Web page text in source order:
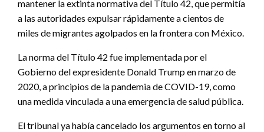
mantener la extinta normativa del Título 42, que permitía
a las autoridades expulsar rápidamente a cientos de
miles de migrantes agolpados en la frontera con México.
La norma del Título 42 fue implementada por el
Gobierno del expresidente Donald Trump en marzo de
2020, a principios de la pandemia de COVID-19, como
una medida vinculada a una emergencia de salud pública.
El tribunal ya había cancelado los argumentos en torno al